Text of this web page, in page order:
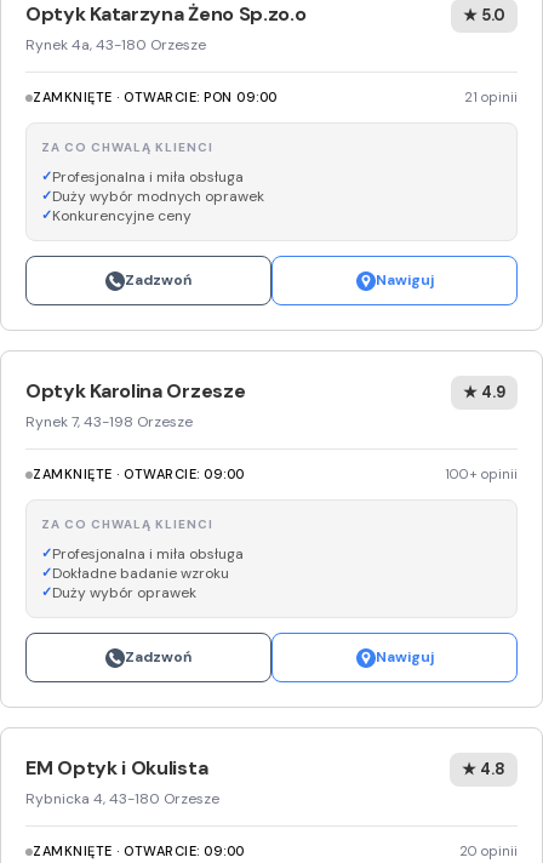
Optyk Katarzyna Żeno Sp.zo.o
Rynek 4a, 43-180 Orzesze
★ 5.0
ZAMKNIĘTE · OTWARCIE: PON 09:00 21 opinii
ZA CO CHWALĄ KLIENCI
Profesjonalna i miła obsługa
Duży wybór modnych oprawek
Konkurencyjne ceny
Zadzwoń Nawiguj
Optyk Karolina Orzesze
Rynek 7, 43-198 Orzesze
★ 4.9
ZAMKNIĘTE · OTWARCIE: 09:00 100+ opinii
ZA CO CHWALĄ KLIENCI
Profesjonalna i miła obsługa
Dokładne badanie wzroku
Duży wybór oprawek
Zadzwoń Nawiguj
EM Optyk i Okulista
Rybnicka 4, 43-180 Orzesze
★ 4.8
ZAMKNIĘTE · OTWARCIE: 09:00 20 opinii